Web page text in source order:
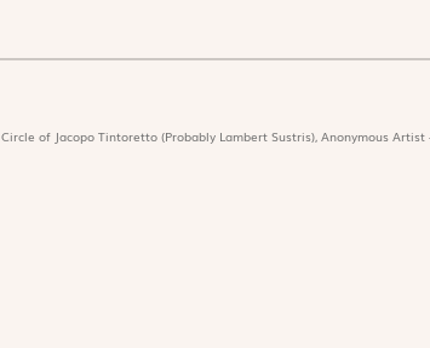
Circle of Jacopo Tintoretto (Probably Lambert Sustris), Anonymous